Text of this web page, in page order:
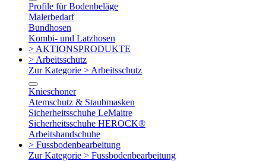
Profile für Bodenbeläge
Malerbedarf
Bundhosen
Kombi- und Latzhosen
> AKTIONSPRODUKTE
> Arbeitsschutz
Zur Kategorie > Arbeitsschutz
Knieschoner
Atemschutz & Staubmasken
Sicherheitsschuhe LeMaitre
Sicherheitsschuhe HEROCK®
Arbeitshandschuhe
> Fussbodenbearbeitung
Zur Kategorie > Fussbodenbearbeitung